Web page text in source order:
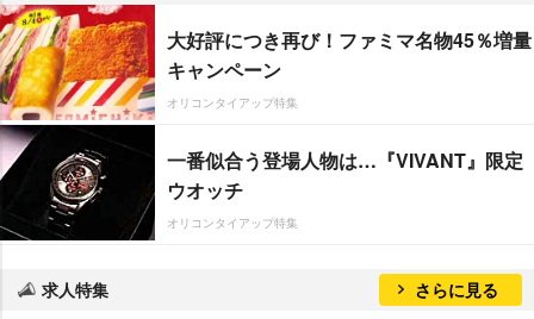
大好評につき再び！ファミマ名物45％増量
キャンペーン
オリコンタイアップ特集
一番似合う登場人物は…『VIVANT』限定
ウオッチ
オリコンタイアップ特集
求人特集 さらに見る